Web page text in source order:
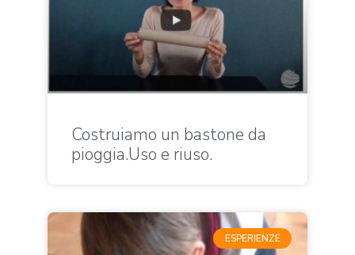
Costruiamo un bastone da
pioggia.Uso e riuso.
ESPERIENZE